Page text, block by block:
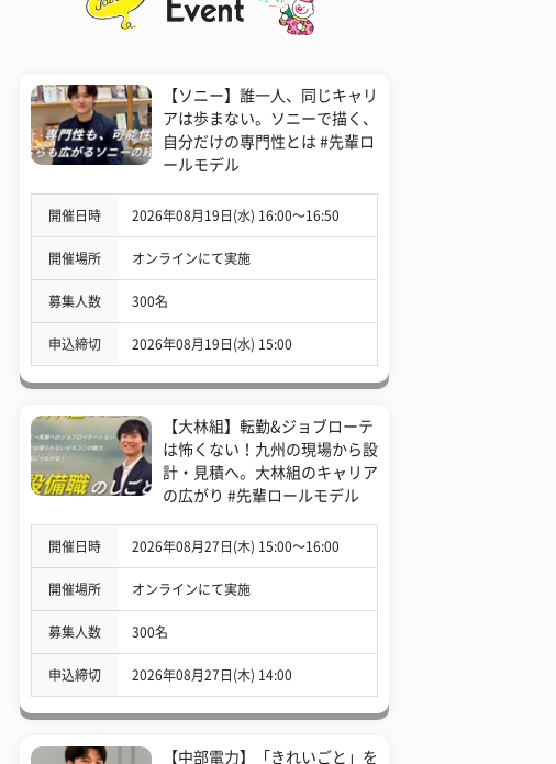
【ソニー】誰一人、同じキャリ
アは歩まない。ソニーで描く、
自分だけの専門性とは #先輩ロ
ールモデル
開催日時 2026年08月19日(水) 16:00〜16:50
開催場所 オンラインにて実施
募集人数 300名
申込締切 2026年08月19日(水) 15:00
【大林組】転勤&ジョブローテ
は怖くない！九州の現場から設
計・見積へ。大林組のキャリア
の広がり #先輩ロールモデル
開催日時 2026年08月27日(木) 15:00〜16:00
開催場所 オンラインにて実施
募集人数 300名
申込締切 2026年08月27日(木) 14:00
【中部電力】「きれいごと」を